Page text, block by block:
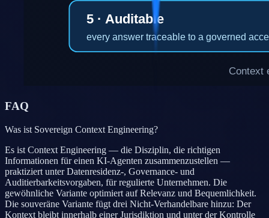
FAQ
Was ist Sovereign Context Engineering?
Es ist Context Engineering — die Disziplin, die richtigen
Informationen für einen KI-Agenten zusammenzustellen —
praktiziert unter Datenresidenz-, Governance- und
Auditierbarkeitsvorgaben, für regulierte Unternehmen. Die
gewöhnliche Variante optimiert auf Relevanz und Bequemlichkeit.
Die souveräne Variante fügt drei Nicht-Verhandelbare hinzu: Der
Kontext bleibt innerhalb einer Jurisdiktion und unter der Kontrolle